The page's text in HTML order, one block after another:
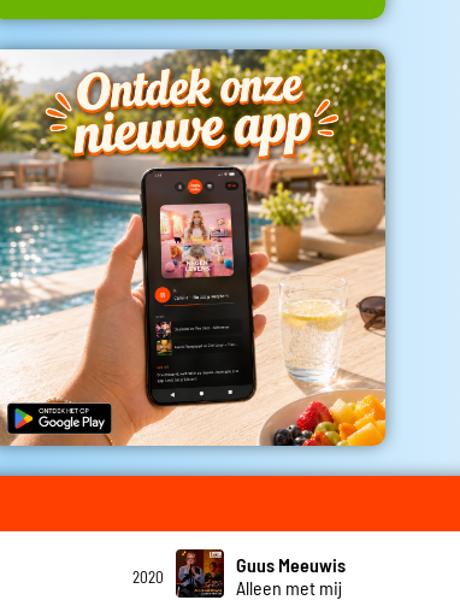
2020
Guus Meeuwis
Alleen met mij